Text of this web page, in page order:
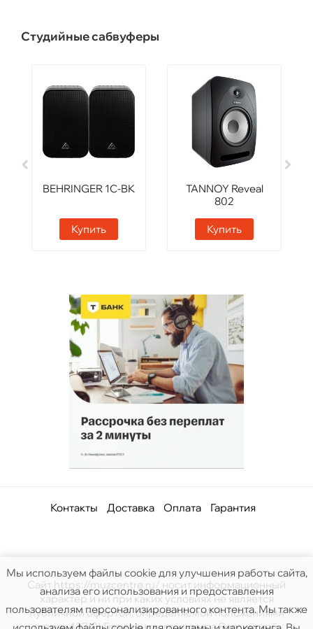
Студийные сабвуферы
BEHRINGER 1C-BK
Купить
TANNOY Reveal
802
Купить
Контакты Доставка Оплата Гарантия
Сайт https://muzcentre.ru/ носит информационный
характер и ни при каких условиях не является
публичной офертой, определяемой положениями
Мы используем файлы cookie для улучшения работы сайта,
анализа его использования и предоставления
пользователям персонализированного контента. Мы также